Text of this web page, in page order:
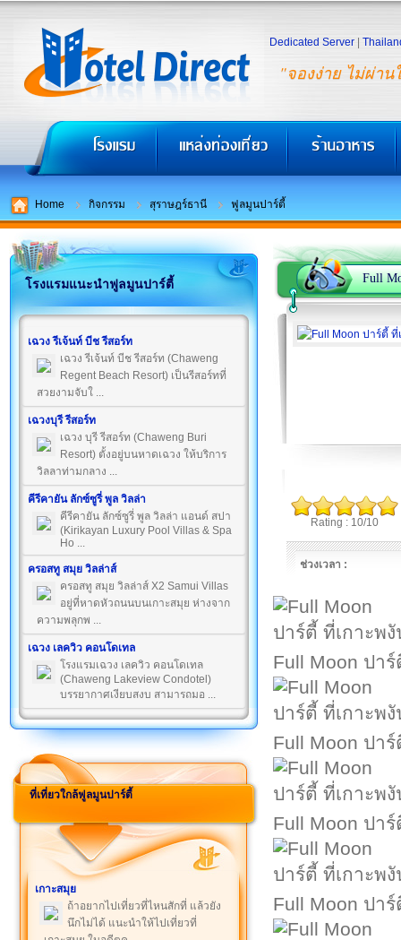
"จองง่าย ไม่ผ่าน
Dedicated Server
Home กิจกรรม สุราษฎร์ธานี ฟูลมูนปาร์ตี้
โรงแรมแนะนำฟูลมูนปาร์ตี้
เฉวง รีเจ้นท์ บีช รีสอร์ท
เฉวง รีเจ้นท์ บีช รีสอร์ท (Chaweng
Regent Beach Resort) เป็นรีสอร์ทที่
สวยงามจับใ ...
เฉวงบุรี รีสอร์ท
เฉวง บุรี รีสอร์ท (Chaweng Buri
Resort) ตั้งอยู่บนหาดเฉวง ให้บริการ
วิลลาท่ามกลาง ...
คีรีคายัน ลักซ์ซูรี่ พูล วิลล่า
คีรีคายัน ลักซ์ซูรี่ พูล วิลล่า แอนด์ สปา
(Kirikayan Luxury Pool Villas & Spa
Ho ...
ครอสทู สมุย วิลล่าส์
ครอสทู สมุย วิลล่าส์ X2 Samui Villas
อยู่ที่หาดหัวถนนบนเกาะสมุย ห่างจาก
ความพลุกพ ...
เฉวง เลควิว คอนโดเทล
โรงแรมเฉวง เลควิว คอนโดเทล
(Chaweng Lakeview Condotel)
บรรยากาศเงียบสงบ สามารถมอ ...
ที่เที่ยวใกล้ฟูลมูนปาร์ตี้
เกาะสมุย
ถ้าอยากไปเที่ยวที่ไหนสักที่ แล้วยัง
นึกไม่ได้ แนะนำให้ไปเที่ยวที่
Full
Rating : 10/10
ช่วงเวลา :
Full Moon ปา
Full Moon ปา
Full Moon ปา
Full Moon ปา